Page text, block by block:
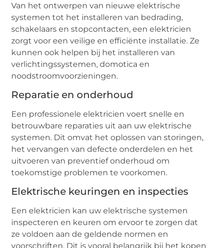
Van het ontwerpen van nieuwe elektrische
systemen tot het installeren van bedrading,
schakelaars en stopcontacten, een elektricien
zorgt voor een veilige en efficiënte installatie. Ze
kunnen ook helpen bij het installeren van
verlichtingssystemen, domotica en
noodstroomvoorzieningen.
Reparatie en onderhoud
Een professionele elektricien voert snelle en
betrouwbare reparaties uit aan uw elektrische
systemen. Dit omvat het oplossen van storingen,
het vervangen van defecte onderdelen en het
uitvoeren van preventief onderhoud om
toekomstige problemen te voorkomen.
Elektrische keuringen en inspecties
Een elektricien kan uw elektrische systemen
inspecteren en keuren om ervoor te zorgen dat
ze voldoen aan de geldende normen en
voorschriften. Dit is vooral belangrijk bij het kopen